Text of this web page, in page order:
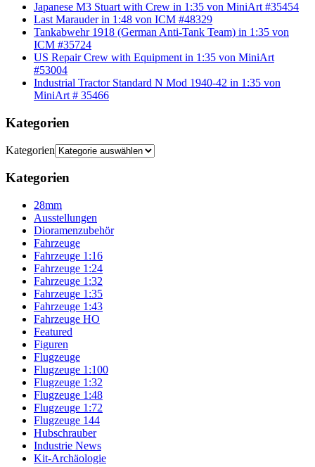
Japanese M3 Stuart with Crew in 1:35 von MiniArt #35454
Last Marauder in 1:48 von ICM #48329
Tankabwehr 1918 (German Anti-Tank Team) in 1:35 von
ICM #35724
US Repair Crew with Equipment in 1:35 von MiniArt
#53004
Industrial Tractor Standard N Mod 1940-42 in 1:35 von
MiniArt # 35466
Kategorien
Kategorien
Kategorien
28mm
Ausstellungen
Dioramenzubehör
Fahrzeuge
Fahrzeuge 1:16
Fahrzeuge 1:24
Fahrzeuge 1:32
Fahrzeuge 1:35
Fahrzeuge 1:43
Fahrzeuge HO
Featured
Figuren
Flugzeuge
Flugzeuge 1:100
Flugzeuge 1:32
Flugzeuge 1:48
Flugzeuge 1:72
Flugzeuge 144
Hubschrauber
Industrie News
Kit-Archäologie